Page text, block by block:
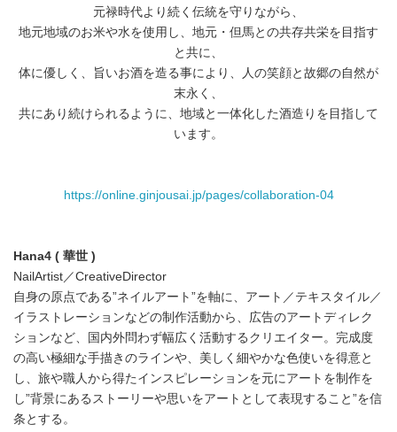
元禄時代より続く伝統を守りながら、
地元地域のお米や水を使用し、地元・但馬との共存共栄を目指す
と共に、
体に優しく、旨いお酒を造る事により、人の笑顔と故郷の自然が
末永く、
共にあり続けられるように、地域と一体化した酒造りを目指して
います。
https://online.ginjousai.jp/pages/collaboration-04
Hana4 ( 華世 )
NailArtist／CreativeDirector
自身の原点である”ネイルアート”を軸に、アート／テキスタイル／
イラストレーションなどの制作活動から、広告のアートディレク
ションなど、国内外問わず幅広く活動するクリエイター。完成度
の高い極細な手描きのラインや、美しく細やかな色使いを得意と
し、旅や職人から得たインスピレーションを元にアートを制作を
し”背景にあるストーリーや思いをアートとして表現すること”を信
条とする。